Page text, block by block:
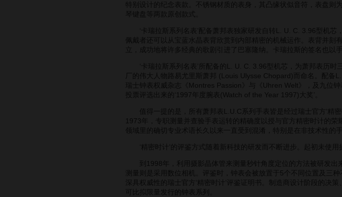
特别设计的纪念表款。不锈钢材质的表身，其凸缘状似音符，表盘则
琴键盘等两款原创款式。
‘卡瑞拉斯系列名表’配备萧邦表独家研发自转L. U. C. 3.96型机芯
佩戴者还可以从宝蓝水晶表背欣赏到内部精密的机械运作。表背并刻
立，成功地将许多经典的歌剧引进了巴塞隆纳。卡瑞拉斯的签名也
‘卡瑞拉斯系列名表’所配备的L. U. C. 3.96型机芯，为萧邦表历时
厂的伟大人物路易尤里斯萧邦 (Louis Ulysse Chopard)而命名。配备
瑞士钟表权威杂志《Montres Passion》与《Uhren Welt》，及九位
投票评选出来的‘1997年度腕表(Watch of the Year 1997)大奖’。
值得一提的是，所有萧邦表L.U.C系列手表皆是经过瑞士官方‘精密
1973年，专职测量并查验手表运转的精确度以授与官方精密时计的
领域里的确切专业术语长久以来一直受到混淆，特别是在非技术性的手
‘精密时计’的评鉴方式随着新科技的研发而不断进步。起初未使用
到1998年，利用摄影晶体管来测量秒针角度定位的方法被研发出
测量则是采用数位相机。评鉴时，钟表会被放置于5个不同位置及三
深具权威性的瑞士官方‘精密时计’评鉴证明书。制造商设计阶段的决
可比拟限量发行的钟表系列。